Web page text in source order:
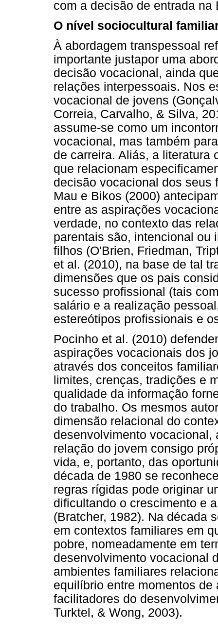
com a decisão de entrada na
O nível sociocultural
À abordagem transpessoal
importante justapor uma
decisão vocacional, ainda
relações interpessoais. Nos
vocacional de jovens
Correia, Carvalho, & Silva,
assume-se como um
vocacional, mas também
de carreira. Aliás, a
que relacionam
decisão vocacional dos seus
Mau e Bikos (2000)
entre as aspirações
verdade, no contexto das
parentais são, intencional ou
filhos (O'Brien, Friedman,
et al. (2010), na base de tal
dimensões que os pais
sucesso profissional (tais
salário e a realização
estereótipos profissionais e
Pocinho et al. (2010)
aspirações vocacionais dos
através dos conceitos
limites, crenças, tradições e
qualidade da informação
do trabalho. Os mesmos
dimensão relacional do
desenvolvimento
relação do jovem consigo
vida, e, portanto, das
década de 1980 se
regras rígidas pode originar
dificultando o crescimento e
(Bratcher, 1982). Na década
em contextos familiares em
pobre, nomeadamente em
desenvolvimento vocacional
ambientes familiares
equilíbrio entre momentos
facilitadores do
Turktel, & Wong, 2003).